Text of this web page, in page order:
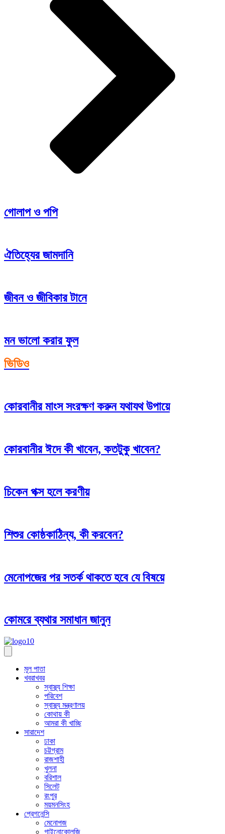
গোলাপ ও পপি
ঐতিহ্যের জামদানি
জীবন ও জীবিকার টানে
মন ভালো করার ফুল
ভিডিও
কোরবানীর মাংস সংরক্ষণ করুন যথাযথ উপায়ে
কোরবানীর ঈদে কী খাবেন, কতটুকু খাবেন?
চিকেন পক্স হলে করণীয়
শিশুর কোষ্ঠকাঠিন্য, কী করবেন?
মেনোপজের পর সতর্ক থাকতে হবে যে বিষয়ে
কোমরে ব্যথার সমাধান জানুন
মূল পাতা
খবরাখবর
স্বাস্থ্য শিক্ষা
পরিবেশ
স্বাস্থ্য মন্ত্রণালয়
কোথায় কী
আমরা কী খাচ্ছি
সারাদেশ
ঢাকা
চট্টগ্রাম
রাজশাহী
খুলনা
বরিশাল
সিলেট
রংপুর
ময়মনসিংহ
প্রেগনেন্সি
মেনোপজ
গাইনোকোলজি